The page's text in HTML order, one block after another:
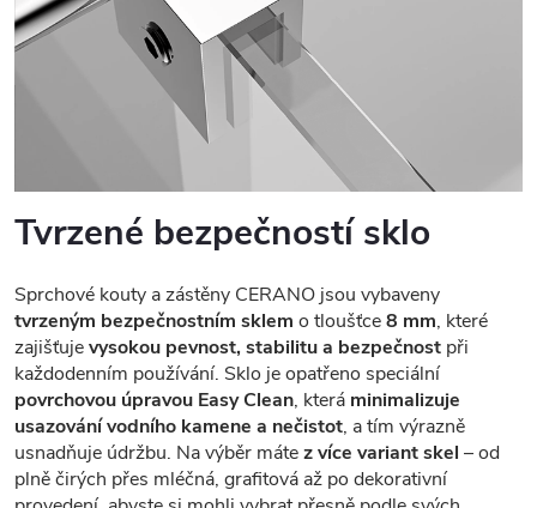
Tvrzené bezpečností sklo
Sprchové kouty a zástěny CERANO jsou vybaveny
tvrzeným bezpečnostním sklem o tloušťce8 mm, které
zajišťujevysokou pevnost, stabilitu a bezpečnost při
každodenním používání. Sklo je opatřeno speciální
povrchovou úpravou Easy Clean, která minimalizuje
usazování vodního kamene a nečistot, a tím výrazně
usnadňuje údržbu. Na výběr mátez více variant skel – od
plně čirých přes mléčná, grafitová až po dekorativní